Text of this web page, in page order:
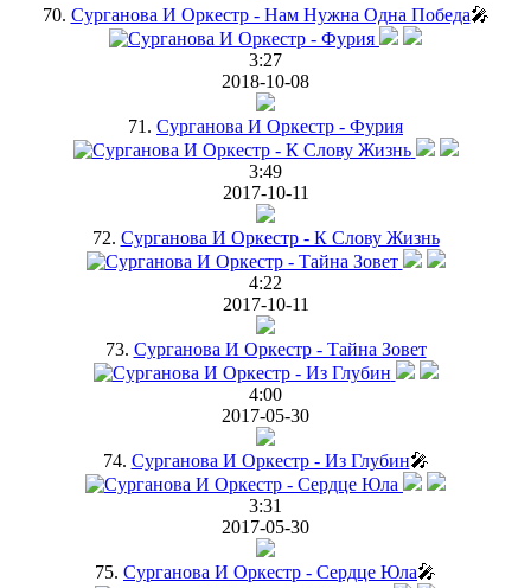
70. Сурганова И Оркестр - Нам Нужна Одна Победа🎤
3:27
2018-10-08
71. Сурганова И Оркестр - Фурия
3:49
2017-10-11
72. Сурганова И Оркестр - К Слову Жизнь
4:22
2017-10-11
73. Сурганова И Оркестр - Тайна Зовет
4:00
2017-05-30
74. Сурганова И Оркестр - Из Глубин🎤
3:31
2017-05-30
75. Сурганова И Оркестр - Сердце Юла🎤